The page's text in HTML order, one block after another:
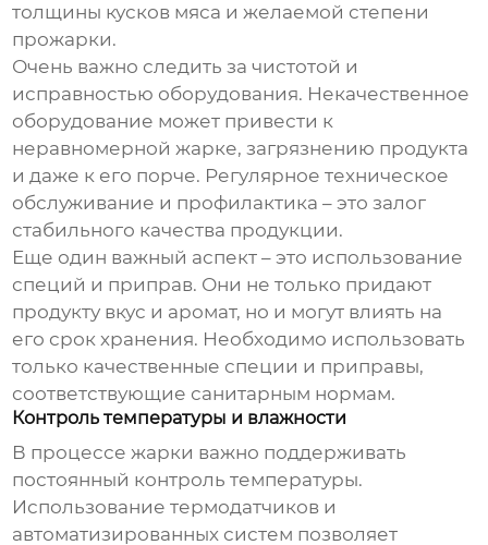
толщины кусков мяса и желаемой степени
прожарки.
Очень важно следить за чистотой и
исправностью оборудования. Некачественное
оборудование может привести к
неравномерной жарке, загрязнению продукта
и даже к его порче. Регулярное техническое
обслуживание и профилактика – это залог
стабильного качества продукции.
Еще один важный аспект – это использование
специй и приправ. Они не только придают
продукту вкус и аромат, но и могут влиять на
его срок хранения. Необходимо использовать
только качественные специи и приправы,
соответствующие санитарным нормам.
Контроль температуры и влажности
В процессе жарки важно поддерживать
постоянный контроль температуры.
Использование термодатчиков и
автоматизированных систем позволяет